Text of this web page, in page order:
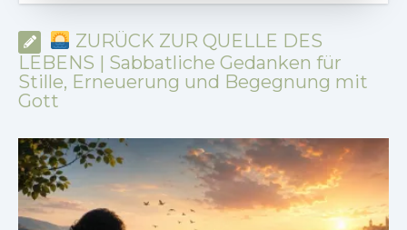
ZURÜCK ZUR QUELLE DES
LEBENS | Sabbatliche Gedanken für
Stille, Erneuerung und Begegnung mit
Gott